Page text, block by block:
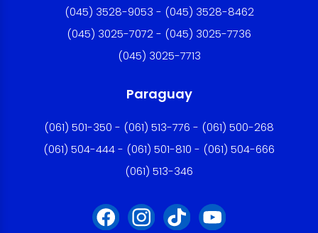
(045) 3528-9053 - (045) 3528-8462
(045) 3025-7072 - (045) 3025-7736
(045) 3025-7713
Paraguay
(061) 501-350 - (061) 513-776 - (061) 500-268
(061) 504-444 - (061) 501-810 - (061) 504-666
(061) 513-346